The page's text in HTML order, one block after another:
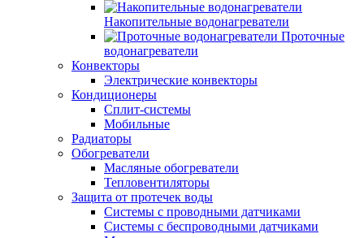
Накопительные водонагреватели
Проточные
водонагреватели
Конвекторы
Электрические конвекторы
Кондиционеры
Сплит-системы
Мобильные
Радиаторы
Обогреватели
Масляные обогреватели
Тепловентиляторы
Защита от протечек воды
Системы с проводными датчиками
Системы с беспроводными датчиками